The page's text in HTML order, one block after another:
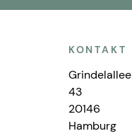
KONTAKT
Grindelallee
43
20146
Hamburg